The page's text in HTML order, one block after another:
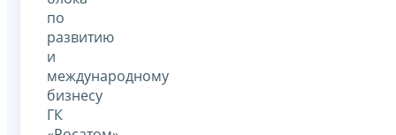
по
развитию
и
международному
бизнесу
ГК